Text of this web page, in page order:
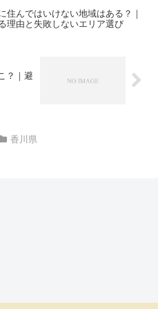
住んではいけない地域はある？｜
理由と失敗しないエリア選び
？｜避
香川県